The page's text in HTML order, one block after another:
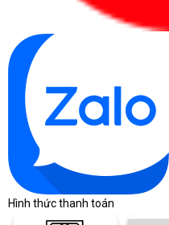
Hình thức thanh toán